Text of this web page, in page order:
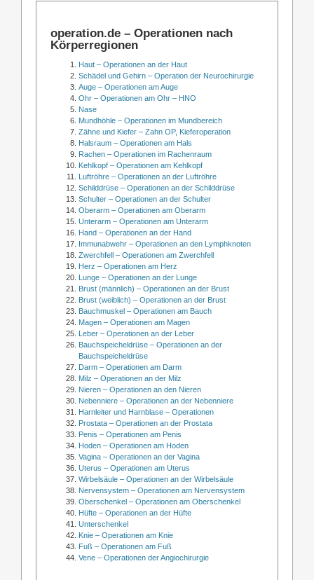
operation.de – Operationen nach
Körperregionen
Haut – Operationen an der Haut
Schädel und Gehirn – Operation der Neurochirurgie
Auge – Operationen am Auge
Ohr – Operationen am Ohr – HNO
Nase
Mundhöhle – Operationen im Mundbereich
Zähne und Kiefer – Zahn OP, Kieferoperation
Halsraum – Operationen am Hals
Rachen – Operationen im Rachenraum
Kehlkopf – Operationen am Kehlkopf
Luftröhre – Operationen an der Luftröhre
Schilddrüse – Operationen an der Schilddrüse
Schulter – Operationen an der Schulter
Oberarm – Operationen am Oberarm
Unterarm – Operationen am Unterarm
Hand – Operationen an der Hand
Immunabwehr – Operationen an den Lymphknoten
Zwerchfell – Operationen am Zwerchfell
Herz – Operationen am Herz
Lunge – Operationen an der Lunge
Brust (männlich) – Operationen an der Brust
Brust (weiblich) – Operationen an der Brust
Bauchmuskel – Operationen am Bauch
Magen – Operationen am Magen
Leber – Operationen an der Leber
Bauchspeicheldrüse – Operationen an der
Bauchspeicheldrüse
Darm – Operationen am Darm
Milz – Operationen an der Milz
Nieren – Operationen an den Nieren
Nebenniere – Operationen an der Nebenniere
Harnleiter und Harnblase – Operationen
Prostata – Operationen an der Prostata
Penis – Operationen am Penis
Hoden – Operationen am Hoden
Vagina – Operationen an der Vagina
Uterus – Operationen am Uterus
Wirbelsäule – Operationen an der Wirbelsäule
Nervensystem – Operationen am Nervensystem
Oberschenkel – Operationen am Oberschenkel
Hüfte – Operationen an der Hüfte
Unterschenkel
Knie – Operationen am Knie
Fuß – Operationen am Fuß
Vene – Operationen der Angiochirurgie